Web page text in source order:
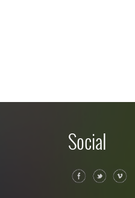
Social